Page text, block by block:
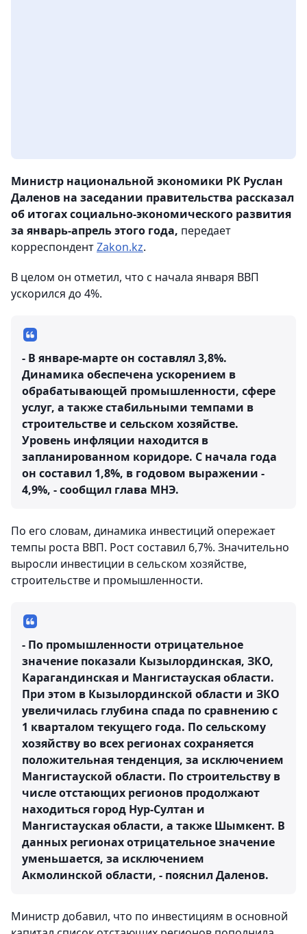
Министр национальной экономики РК Руслан
Даленов на заседании правительства рассказал
об итогах социально-экономического развития
за январь-апрель этого года, передает
корреспондентZakon.kz.
В целом он отметил, что с начала января ВВП
ускорился до 4%.
- В январе-марте он составлял 3,8%.
Динамика обеспечена ускорением в
обрабатывающей промышленности, сфере
услуг, а также стабильными темпами в
строительстве и сельском хозяйстве.
Уровень инфляции находится в
запланированном коридоре. С начала года
он составил 1,8%, в годовом выражении -
4,9%, - сообщил глава МНЭ.
По его словам, динамика инвестиций опережает
темпы роста ВВП. Рост составил 6,7%. Значительно
выросли инвестиции в сельском хозяйстве,
строительстве и промышленности.
- По промышленности отрицательное
значение показали Кызылординская, ЗКО,
Карагандинская и Мангистауская области.
При этом в Кызылординской области и ЗКО
увеличилась глубина спада по сравнению с
1 кварталом текущего года. По сельскому
хозяйству во всех регионах сохраняется
положительная тенденция, за исключением
Мангистауской области. По строительству в
числе отстающих регионов продолжают
находиться город Нур-Султан и
Мангистауская области, а также Шымкент. В
данных регионах отрицательное значение
уменьшается, за исключением
Акмолинской области, - пояснил Даленов.
Министр добавил, что по инвестициям в основной